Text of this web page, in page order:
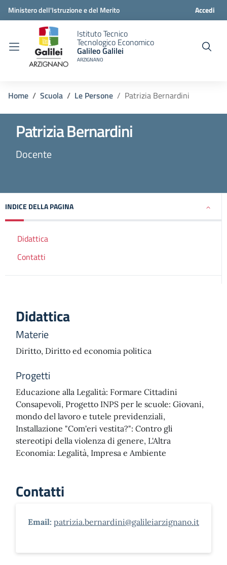
Ministero dell'Istruzione e del Merito Accedi
Istituto Tecnico
Tecnologico Economico
Galileo Galilei
ARZIGNANO
Home Scuola Le Persone Patrizia Bernardini
Patrizia Bernardini
Docente
INDICE DELLA PAGINA
Didattica
Contatti
Didattica
Materie
Diritto, Diritto ed economia politica
Progetti
Educazione alla Legalità: Formare Cittadini
Consapevoli, Progetto INPS per le scuole: Giovani,
mondo del lavoro e tutele previdenziali,
Installazione "Com'eri vestita?": Contro gli
stereotipi della violenza di genere, L'Altra
Economia: Legalità, Impresa e Ambiente
Contatti
Email: patrizia.bernardini@galileiarzignano.it